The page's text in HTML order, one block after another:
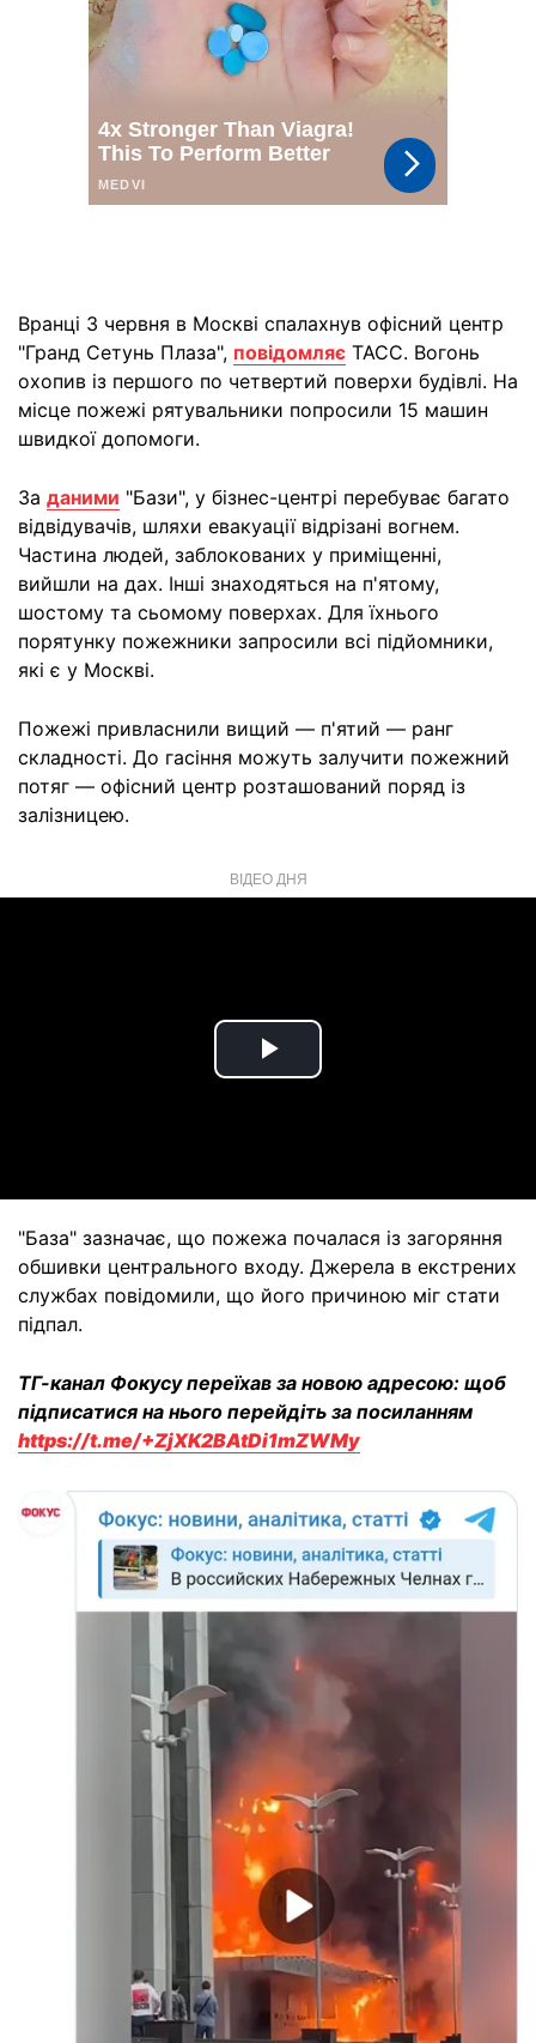
Вранці 3 червня в Москві спалахнув офісний центр
"Гранд Сетунь Плаза", повідомляє ТАСС. Вогонь
охопив із першого по четвертий поверхи будівлі. На
місце пожежі рятувальники попросили 15 машин
швидкої допомоги.
За даними "Бази", у бізнес-центрі перебуває багато
відвідувачів, шляхи евакуації відрізані вогнем.
Частина людей, заблокованих у приміщенні,
вийшли на дах. Інші знаходяться на п'ятому,
шостому та сьомому поверхах. Для їхнього
порятунку пожежники запросили всі підйомники,
які є у Москві.
Пожежі привласнили вищий — п'ятий — ранг
складності. До гасіння можуть залучити пожежний
потяг — офісний центр розташований поряд із
залізницею.
ВІДЕО ДНЯ
Play
"База" зазначає, що пожежа почалася із загоряння
обшивки центрального входу. Джерела в екстрених
службах повідомили, що його причиною міг стати
підпал.
ТГ-канал Фокусу переїхав за новою адресою: щоб
підписатися на нього перейдіть за посиланням
https://t.me/+ZjXK2BAtDi1mZWMy